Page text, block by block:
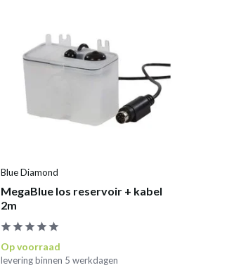
Blue Diamond
MegaBlue los reservoir + kabel
2m
Op voorraad
levering binnen 5 werkdagen